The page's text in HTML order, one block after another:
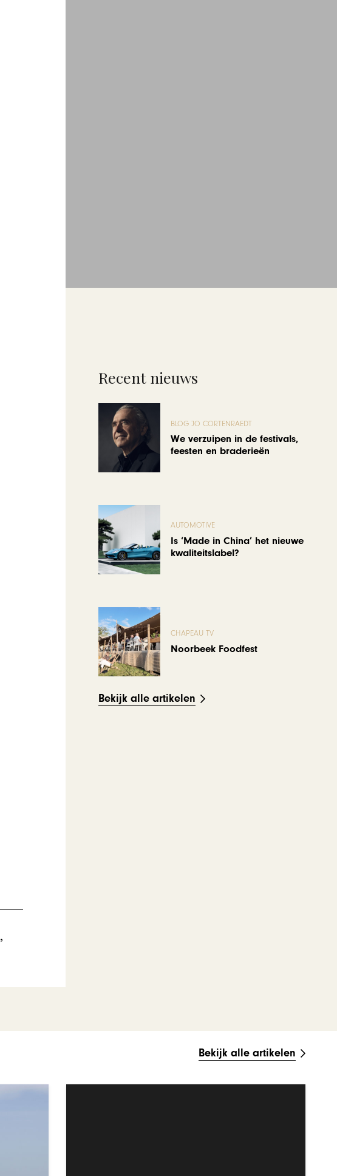
,
Recent nieuws
BLOG JO CORTENRAEDT
We verzuipen in de festivals,
feesten en braderieën
AUTOMOTIVE
Is ‘Made in China’ het nieuwe
kwaliteitslabel?
CHAPEAU TV
Noorbeek Foodfest
Bekijk alle artikelen
Bekijk alle artikelen